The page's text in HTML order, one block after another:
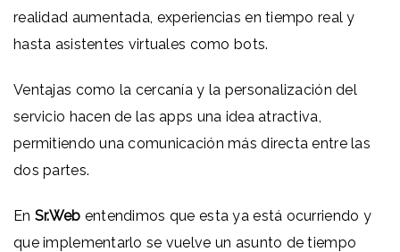
realidad aumentada, experiencias en tiempo real y
hasta asistentes virtuales como bots.
Ventajas como la cercanía y la personalización del
servicio hacen de las apps una idea atractiva,
permitiendo una comunicación más directa entre las
dos partes.
En Sr.Web entendimos que esta ya está ocurriendo y
que implementarlo se vuelve un asunto de tiempo